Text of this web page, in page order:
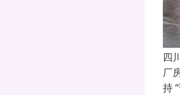
四
厂
持